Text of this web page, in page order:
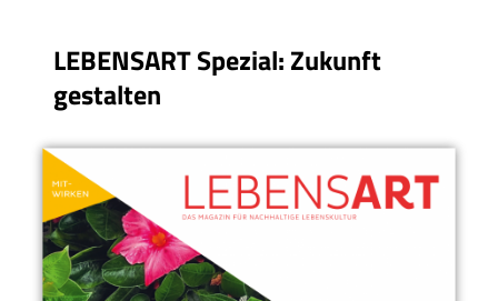
LEBENSART Spezial: Zukunft
gestalten